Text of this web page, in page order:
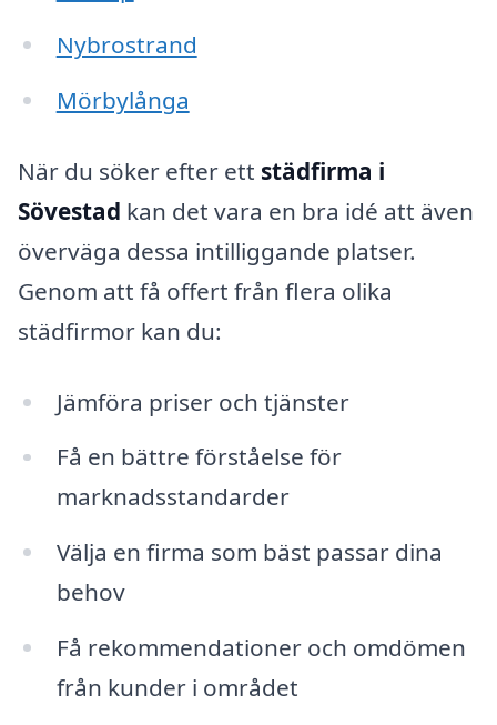
Nybrostrand
Mörbylånga
När du söker efter ett städfirma i
Sövestad kan det vara en bra idé att även
överväga dessa intilliggande platser.
Genom att få offert från flera olika
städfirmor kan du:
Jämföra priser och tjänster
Få en bättre förståelse för
marknadsstandarder
Välja en firma som bäst passar dina
behov
Få rekommendationer och omdömen
från kunder i området